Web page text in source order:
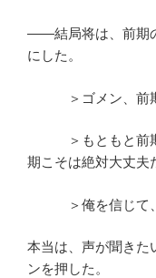
――結局将は、前期
にした。
＞ゴメン、前期
＞もともと前期
期こそは絶対大丈夫
＞俺を信じて、
本当は、声が聞きた
ンを押した。